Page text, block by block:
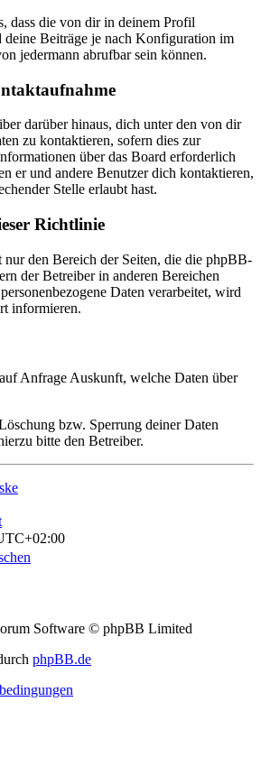
dass die von dir in deinem Profil
deine Beiträge je nach Konfiguration im
jedermann abrufbar sein können.
darüber hinaus, dich unter den von dir
zu kontaktieren, sofern dies zur
über das Board erforderlich
er und andere Benutzer dich kontaktieren,
Stelle erlaubt hast.
Richtlinie
den Bereich der Seiten, die die phpBB-
der Betreiber in anderen Bereichen
Daten verarbeitet, wird
informieren.
Anfrage Auskunft, welche Daten über
bzw. Sperrung deiner Daten
bitte den Betreiber.
Software © phpBB Limited
phpBB.de